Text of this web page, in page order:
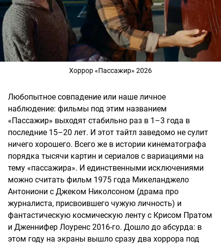
Хоррор «Пассажир» 2026
Любопытное совпадение или наше личное
наблюдение: фильмы под этим названием
«Пассажир» выходят стабильно раз в 1–3 года в
последние 15–20 лет.​​​​​​​​​​​​​​​​ И этот тайтл заведомо не сулит
ничего хорошего. Всего же в истории кинематографа
порядка тысячи картин и сериалов с вариациями на
тему «пассажира». И единственными исключениями
можно считать фильм 1975 года Микеланджело
Антониони с Джеком Николсоном (драма про
журналиста, присвоившего чужую личность) и
фантастическую космическую ленту с Крисом Пратом
и Дженнифер Лоуренс 2016-го. Дошло до абсурда: в
этом году на экраны вышло сразу два хоррора под